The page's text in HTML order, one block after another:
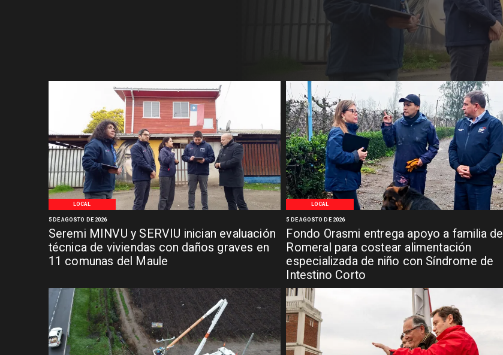
LOCAL
Seremi MINVU y SERVIU inician evaluación
técnica de viviendas con daños graves en
11 comunas del Maule
5 DE AGOSTO DE 2026
LOCAL
Fondo Orasmi entrega apoyo a familia de
Romeral para costear alimentación
especializada de niño con Síndrome de
Intestino Corto
5 DE AGOSTO DE 2026